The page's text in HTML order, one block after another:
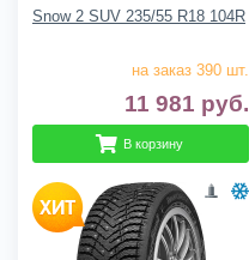
Snow 2 SUV 235/55 R18 104R
на заказ 390 шт.
11 981 руб.
В корзину